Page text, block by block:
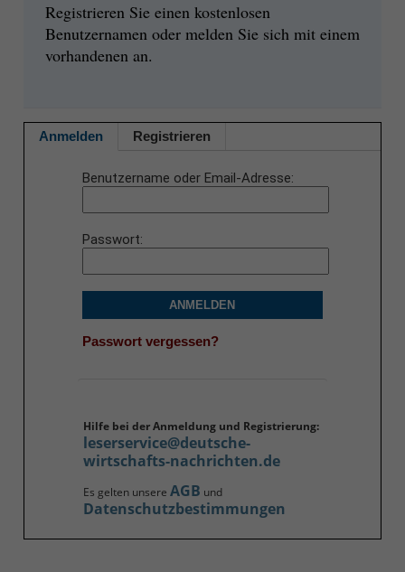
Registrieren Sie einen kostenlosen
Benutzernamen oder melden Sie sich mit einem
vorhandenen an.
Anmelden Registrieren
Benutzername oder Email-Adresse
Passwort
ANMELDEN
Passwort vergessen?
Hilfe bei der Anmeldung und Registrierung:
leserservice@deutsche-
wirtschafts-nachrichten.de
Es gelten unsere AGB und
Datenschutzbestimmungen